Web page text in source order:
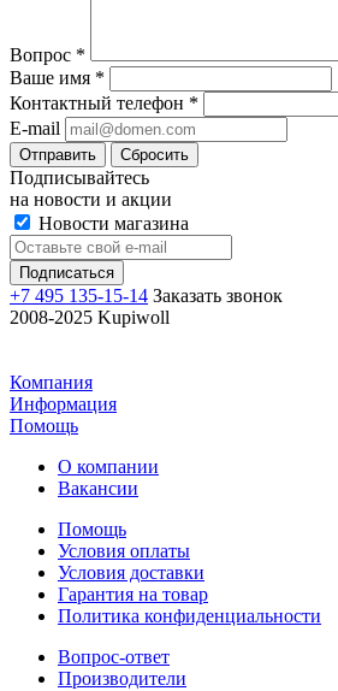
Вопрос *
Ваше имя *
Контактный телефон *
E-mail
Отправить Сбросить
Подписывайтесь
на новости и акции
Новости магазина
+7 495 135-15-14 Заказать звонок
2008-2025 Kupiwoll
Компания
Информация
Помощь
О компании
Вакансии
Помощь
Условия оплаты
Условия доставки
Гарантия на товар
Политика конфиденциальности
Вопрос-ответ
Производители